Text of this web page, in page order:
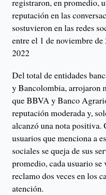
registraron, en promedio,
reputación en las
sostuvieron en las redes
entre el 1 de noviembre
2022
Del total de entidades
y Bancolombia, arrojaron
que BBVA y Banco
reputación moderada y,
alcanzó una nota positiva.
usuarios que menciona a
sociales se queja de sus
promedio, cada usuario se
reclamo dos veces en los
atención.